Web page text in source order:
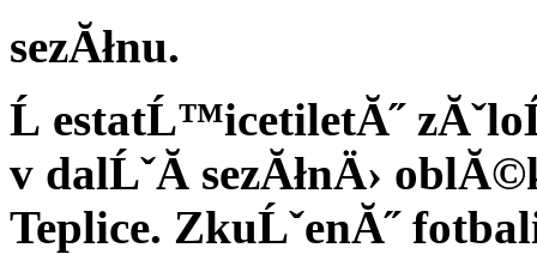
sezĂłnu.
Ĺ estatĹ™icetiletĂ˝
v dalĹˇĂ­ sezĂłnÄ›
Teplice. ZkuĹˇenĂ˝